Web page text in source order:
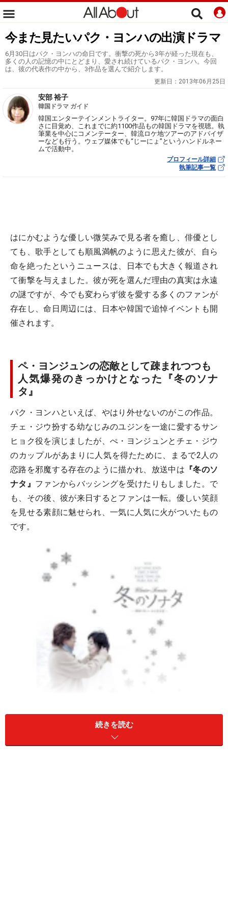
今また見たいパク・ヨンハの出演ドラマ
6月30日はパク・ヨンハの命日です。衝撃の死から3年が経った現在も、
多くの人の記憶の中にとどまり、愛され続けているパク・ヨンハ。今回
は、彼の代表作の中から、3作品を選んで紹介します。
更新日： 2013年06月25日
安部 裕子
韓国ドラマ ガイド
韓国エンターテインメントライター。97年に韓国ドラマの面白
さに目覚め、これまでに約1100作品もの韓国ドラマを視聴。執
筆業を中心にコメンテーター、韓流ロケ地ツアーのアドバイザ
ーなども行う。ウェブ媒体でも“じーにょ”というハンドルネー
ムで活動中。
プロフィール詳細
執筆記事一覧
はにかむような優しい微笑みで見る者を癒し、俳優とし
ても、歌手としても順風満帆のように思えた彼が、自ら
命を絶ったというニュースは、日本でも大きく報道され
て衝撃を与えました。彼が死を選んだ理由の真実は永遠
の謎ですが、今でも変わらず彼を愛する多くのファンが
存在し、命日周辺には、日本や韓国で追悼イベントも開
催されます。
ペ・ヨンジュンの恋敵として疎まれつつも
人気爆発のきっかけとなった『冬のソナ
タ』
パク・ヨンハといえば、やはり外せないのがこの作品。
チェ・ジウ扮する幼なじみのユジンを一途に愛するサン
ヒョク役を演じましたが、ぺ・ヨンジュンとチェ・ジウ
のカップルがあまりに人気を得たために、まるで2人の
恋路を邪魔する存在のように描かれ、放送中は 『冬のソ
ナタ』 ファンからバッシングを受けたりもしました。で
も、その後、彼が来日するとファンは一転。優しい笑顔
を見せる素顔に魅せられ、一気に人気に火がついたもの
です。
続きを読む